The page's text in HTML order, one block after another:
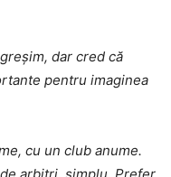
dar cred că
pentru imaginea
cu un club anume.